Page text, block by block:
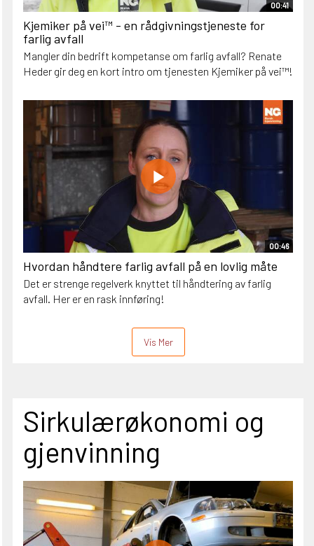
00:41
Kjemiker på vei™ - en rådgivningstjeneste for
farlig avfall
Mangler din bedrift kompetanse om farlig avfall? Renate
Heder gir deg en kort intro om tjenesten Kjemiker på vei™!
00:46
Hvordan håndtere farlig avfall på en lovlig måte
Det er strenge regelverk knyttet til håndtering av farlig
avfall. Her er en rask innføring!
Vis Mer
Sirkulærøkonomi og
gjenvinning